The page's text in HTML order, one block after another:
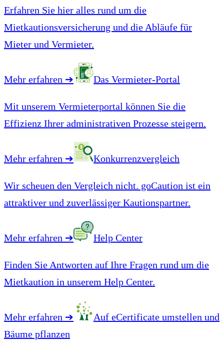
Erfahren Sie hier alles rund um die
Mietkautionsversicherung und die Abläufe für
Mieter und Vermieter.
Mehr erfahren ➔ Das Vermieter-Portal
Mit unserem Vermieterportal können Sie die
Effizienz Ihrer administrativen Prozesse steigern.
Mehr erfahren ➔ Konkurrenzvergleich
Wir scheuen den Vergleich nicht. goCaution ist ein
attraktiver und zuverlässiger Kautionspartner.
Mehr erfahren ➔ Help Center
Finden Sie Antworten auf Ihre Fragen rund um die
Mietkaution in unserem Help Center.
Mehr erfahren ➔
Auf eCertificate umstellen und
Bäume pflanzen